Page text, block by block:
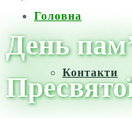
Головна
Контакти
День